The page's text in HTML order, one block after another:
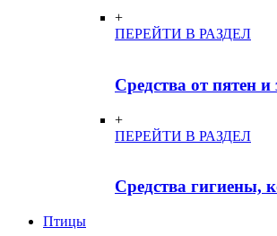
+
ПЕРЕЙТИ В РАЗДЕЛ
Средства от пятен и
+
ПЕРЕЙТИ В РАЗДЕЛ
Средства гигиены,
Птицы